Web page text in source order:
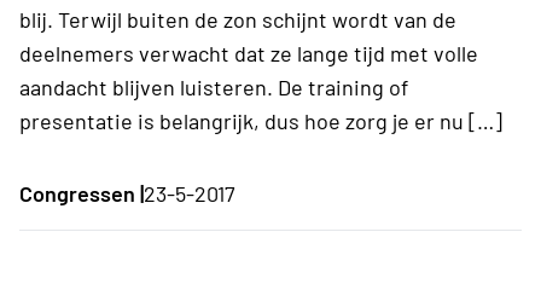
blij. Terwijl buiten de zon schijnt wordt van de
deelnemers verwacht dat ze lange tijd met volle
aandacht blijven luisteren. De training of
presentatie is belangrijk, dus hoe zorg je er nu […]
Congressen |23-5-2017